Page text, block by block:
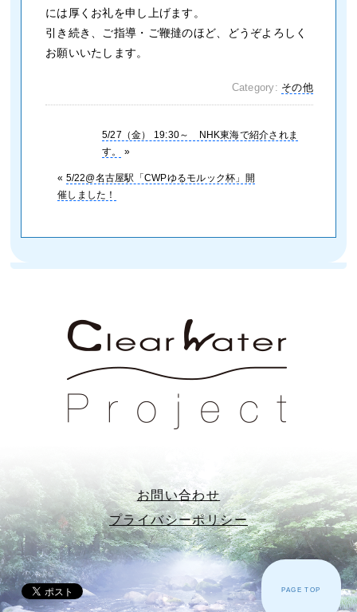
には厚くお礼を申し上げます。
引き続き、ご指導・ご鞭撻のほど、どうぞよろしく
お願いいたします。
Category: その他
5/27（金） 19:30～ NHK東海で紹介されま
す。
»
« 5/22@名古屋駅「CWPゆるモルック杯」開
催しました！
PAGE TOP
お問い合わせ
プライバシーポリシー